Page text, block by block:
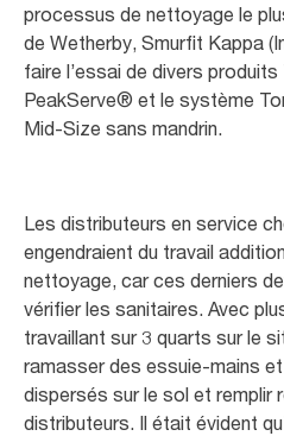
processus de nettoyage le
de Wetherby, Smurfit Kappa
faire l’essai de divers
PeakServe® et le système
Mid-Size sans mandrin.
Les distributeurs en service
engendraient du travail
nettoyage, car ces derniers
vérifier les sanitaires. Avec
travaillant sur 3 quarts sur le
ramasser des essuie-mains
dispersés sur le sol et remplir
distributeurs. Il était évident